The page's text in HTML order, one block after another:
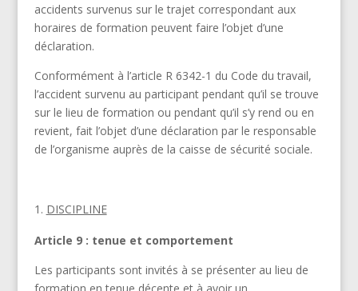
accidents survenus sur le trajet correspondant aux
horaires de formation peuvent faire l’objet d’une
déclaration.
Conformément à l’article R 6342-1 du Code du travail,
l’accident survenu au participant pendant qu’il se trouve
sur le lieu de formation ou pendant qu’il s’y rend ou en
revient, fait l’objet d’une déclaration par le responsable
de l’organisme auprès de la caisse de sécurité sociale.
DISCIPLINE
Article 9 : tenue et comportement
Les participants sont invités à se présenter au lieu de
formation en tenue décente et à avoir un